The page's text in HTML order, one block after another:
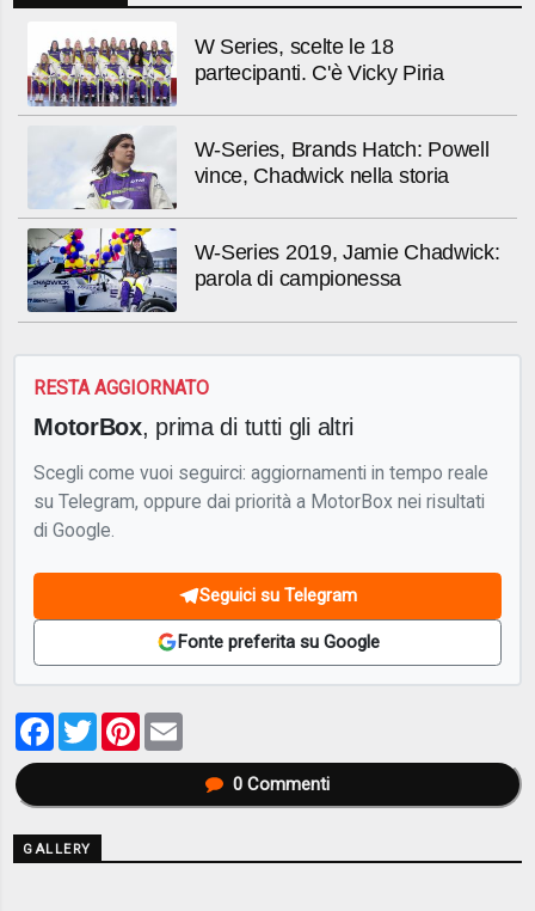
W Series, scelte le 18
partecipanti. C'è Vicky Piria
W-Series, Brands Hatch: Powell
vince, Chadwick nella storia
W-Series 2019, Jamie Chadwick:
parola di campionessa
RESTA AGGIORNATO
MotorBox, prima di tutti gli altri
Scegli come vuoi seguirci: aggiornamenti in tempo reale
su Telegram, oppure dai priorità a MotorBox nei risultati
di Google.
Seguici su Telegram
Fonte preferita su Google
Facebook
TwitterPinterest
0Commenti
GALLERY